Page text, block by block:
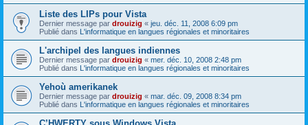
Liste des LIPs pour Vista
Dernier message par drouizig « jeu. déc. 11, 2008 6:09 pm
Publié dans L'informatique en langues régionales et minoritaires
L'archipel des langues indiennes
Dernier message par drouizig « mer. déc. 10, 2008 2:48 pm
Publié dans L'informatique en langues régionales et minoritaires
Yehoù amerikanek
Dernier message par drouizig « mar. déc. 09, 2008 8:34 pm
Publié dans L'informatique en langues régionales et minoritaires
C’HWERTY sous Windows Vista